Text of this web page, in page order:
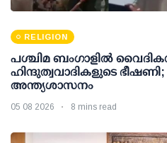
RELIGION
പശ്ചിമ ബംഗാളിൽ
ഹിന്ദുത്വവാദികളുടെ
അന്ത്യശാസനം
05 08 2026 8 mins read